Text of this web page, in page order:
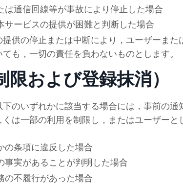
は通信回線等が事故により停止した場合
サービスの提供が困難と判断した場合
供の停止または中断により，ユーザーま
も，一切の責任を負わないものとします。
限および登録抹消）
のいずれかに該当する場合には，事前の通
は一部の利用を制限し，またはユーザー
の条項に違反した場合
事実があることが判明した場合
の不履行があった場合